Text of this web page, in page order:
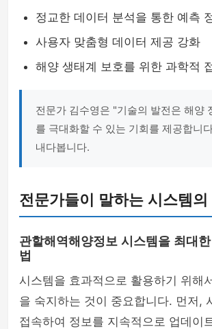
정교한 데이터 분석을 통한 예측
사용자 맞춤형 데이터 제공 강화
해양 생태계 보호를 위한 과학적
전문가 김수영은 "기술의 발전은 해양
를 극대화할 수 있는 기회를 제공합니
내다봅니다.
전문가들이 말하는 시스템의
관할해역해양정보 시스템을 최대
법
시스템을 효과적으로 활용하기 위해
을 숙지하는 것이 중요합니다. 먼저,
접속하여 정보를 지속적으로 업데이